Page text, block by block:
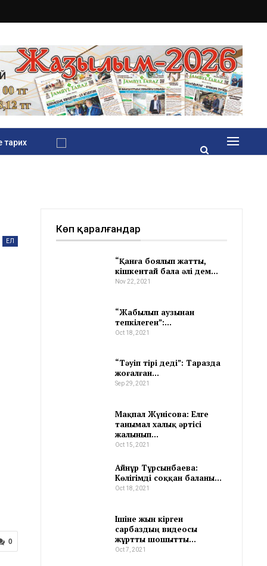
тарих
ЕЛ
0
Көп қаралғандар
“Қанға боялып жатты,
кішкентай бала әлі дем…
Nov 22, 2021
“Жабылып аузынан
тепкілеген”:…
Oct 18, 2021
“Тәуіп тірі деді”: Таразда
жоғалған…
Sep 29, 2021
Мақпал Жүнісова: Елге
танымал халық әртісі
жалынып…
Oct 15, 2021
Айнұр Тұрсынбаева:
Көлігімді соққан баланы…
Oct 18, 2021
Ішіне жын кірген
сарбаздың видеосы
жұртты шошытты…
Oct 7, 2021